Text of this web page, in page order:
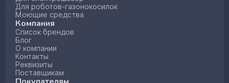
Для роботов-газонокосилок
Моющие средства
Компания
Список брендов
Блог
О компании
Контакты
Реквизиты
Поставщикам